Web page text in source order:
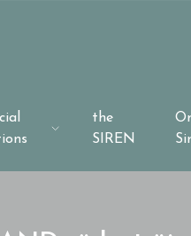
the
SIREN